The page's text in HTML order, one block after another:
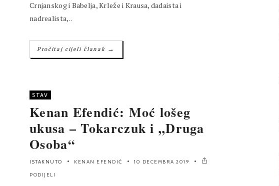
Crnjanskog i Babelja, Krleže i Krausa, dadaista i
nadrealista,..
Pročitaj cijeli članak →
STAV
Kenan Efendić: Moć lošeg
ukusa – Tokarczuk i „Druga
Osoba“
ISTAKNUTO KENAN EFENDIĆ
10 DECEMBRA 2019
PODIJELI